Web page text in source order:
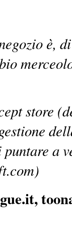
è,
store
a